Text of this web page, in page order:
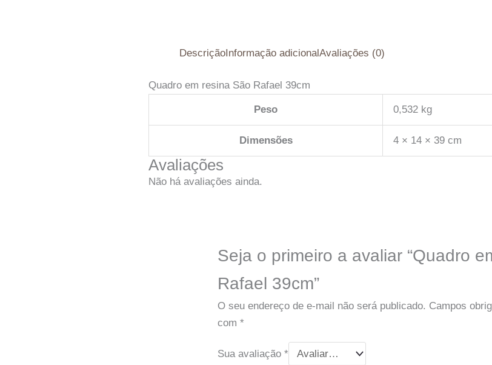
DescriçãoInformação adicionalAvaliações (0)
Quadro em resina São Rafael 39cm
Peso 0,532 kg
Dimensões 4 × 14 × 39 cm
Avaliações
Não há avaliações ainda.
Seja o primeiro a avaliar “Quadro
Rafael 39cm”
O seu endereço de e-mail não será publicado. Campos
com *
Sua avaliação *